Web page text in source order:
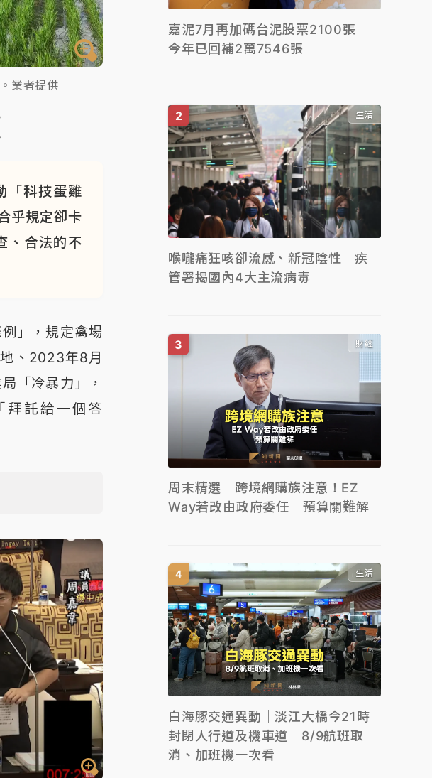
業者提供
「科技蛋雞
乎規定卻卡
、合法的不
」，規定禽場
、2023年8月
「冷暴力」，
拜託給一個答
嘉泥7月再加碼台泥股票2100張
今年已回補2萬7546張
生活
喉嚨痛狂咳卻流感、新冠陰性 疾
管署揭國內4大主流病毒
財經
周末精選｜跨境網購族注意！EZ
Way若改由政府委任 預算關難解
生活
白海豚交通異動｜淡江大橋今21時
封閉人行道及機車道 8/9航班取
消、加班機一次看